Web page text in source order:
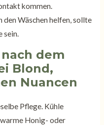
kommen.
den Wäschen helfen, sollte
sein.
dem
Blond,
Nuancen
Pflege. Kühle
Honig- oder